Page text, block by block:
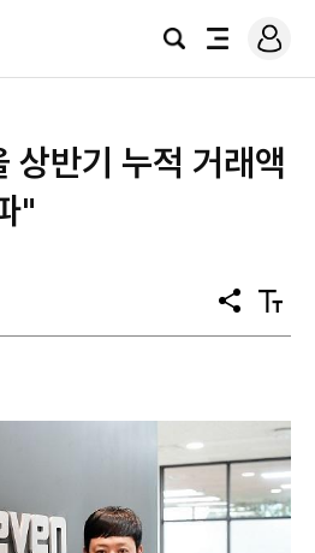
검
전
로
그
상반기 누적 거래액
"
공
유
텍
스